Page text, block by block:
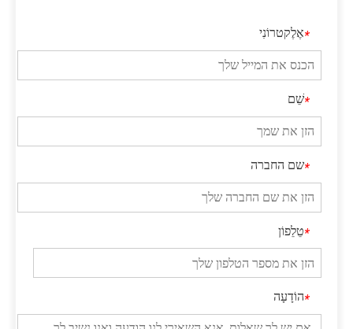
מפצל קרני לייזר מקטב מוטות הומוגניים
*אֶלֶקטרוֹנִי
*שֵׁם
*שם החברה
*טֵלֵפוֹן
*הוֹדָעָה